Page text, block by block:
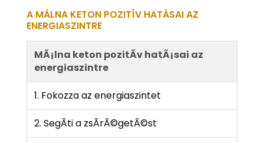
A MÁLNA KETON POZITÍV HATÁSAI AZ
ENERGIASZINTRE
MÃ¡lna keton pozitÃ­v hatÃ¡sai az
energiaszintre
1. Fokozza az energiaszintet
2. SegÃ­ti a zsÃ­rÃ©getÃ©st